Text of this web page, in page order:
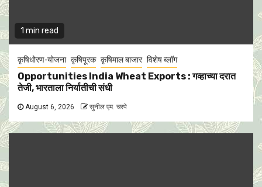
1 min read
कृषिधोरण-योजना कृषिपूरक कृषिमाल बाजार विशेष ब्लॉग
Opportunities India Wheat Exports : गव्हाच्या दरात
तेजी, भारताला निर्यातीची संधी
August 6, 2026 सुनील एम. चरपे